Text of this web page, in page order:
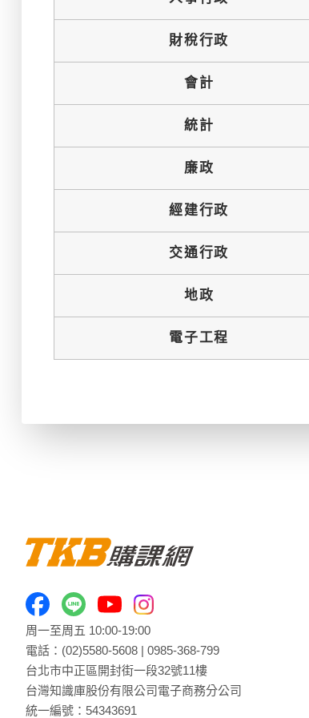
財稅行政
會計
統計
廉政
經建行政
交通行政
地政
電子工程
周一至周五 10:00-19:00
電話： (02)5580-5608 | 0985-368-799
台北市中正區開封街一段32號11樓
台灣知識庫股份有限公司電子商務分公司
統一編號：54343691